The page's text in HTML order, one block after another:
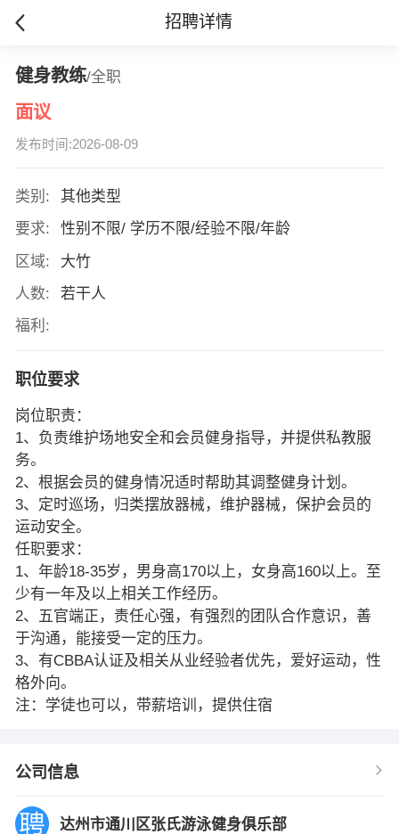
招聘详情
健身教练/全职
面议
发布时间:2026-08-09
类别:
其他类型
要求:
性别不限/ 学历不限/经验不限/年龄
区域:
大竹
人数:
若干人
福利:
职位要求
岗位职责：
1、负责维护场地安全和会员健身指导，并提供私教服
务。
2、根据会员的健身情况适时帮助其调整健身计划。
3、定时巡场，归类摆放器械，维护器械，保护会员的
运动安全。
任职要求：
1、年龄18-35岁，男身高170以上，女身高160以上。至
少有一年及以上相关工作经历。
2、五官端正，责任心强，有强烈的团队合作意识，善
于沟通，能接受一定的压力。
3、有CBBA认证及相关从业经验者优先，爱好运动，性
格外向。
注：学徒也可以，带薪培训，提供住宿
公司信息
达州市通川区张氏游泳健身俱乐部